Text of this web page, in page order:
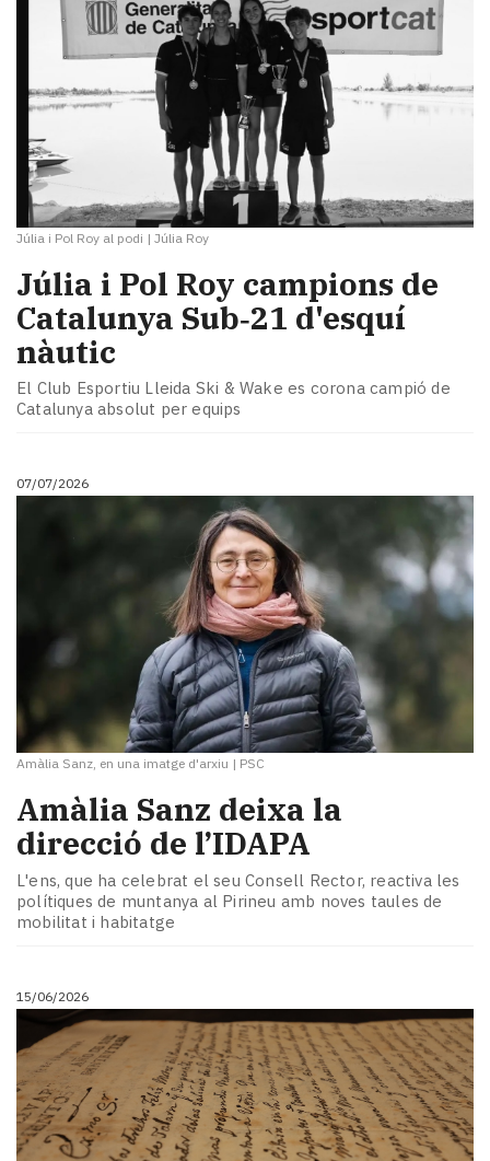
Júlia i Pol Roy al podi | Júlia Roy
Júlia i Pol Roy campions de
Catalunya Sub‑21 d'esquí
nàutic
El Club Esportiu Lleida Ski & Wake es corona campió de
Catalunya absolut per equips
07/07/2026
Amàlia Sanz, en una imatge d'arxiu | PSC
Amàlia Sanz deixa la
direcció de l’IDAPA
L'ens, que ha celebrat el seu Consell Rector, reactiva les
polítiques de muntanya al Pirineu amb noves taules de
mobilitat i habitatge
15/06/2026